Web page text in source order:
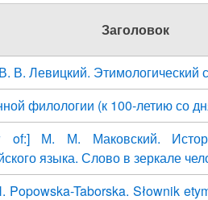
Заголовок
В. Левицкий. Этимологический
филологии (к 100-летию со
М. М. Маковский.
языка. Слово в зеркале
Popowska-Taborska. Słownik